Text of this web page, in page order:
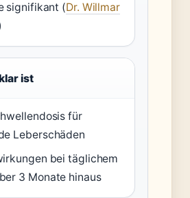
signifikant (Dr. Willmar
ist
für
Leberschäden
bei täglichem
3 Monate hinaus